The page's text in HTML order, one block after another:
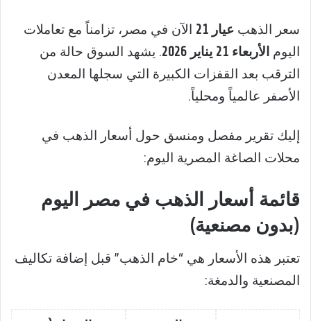
سعر الذهب عيار 21
الآن في مصر، تزامناً مع تعاملات
اليوم الأربعاء 21 يناير 2026
. يشهد السوق حالة من
الترقب بعد القفزات الكبيرة التي سجلها المعدن
الأصفر عالمياً ومحلياً.
إليك تقرير مفصل ومنسق حول أسعار الذهب في
محلات الصاغة المصرية اليوم:
قائمة أسعار الذهب في مصر اليوم
(بدون مصنعية)
تعتبر هذه الأسعار هي “خام الذهب” قبل إضافة تكاليف
المصنعية والدمغة: